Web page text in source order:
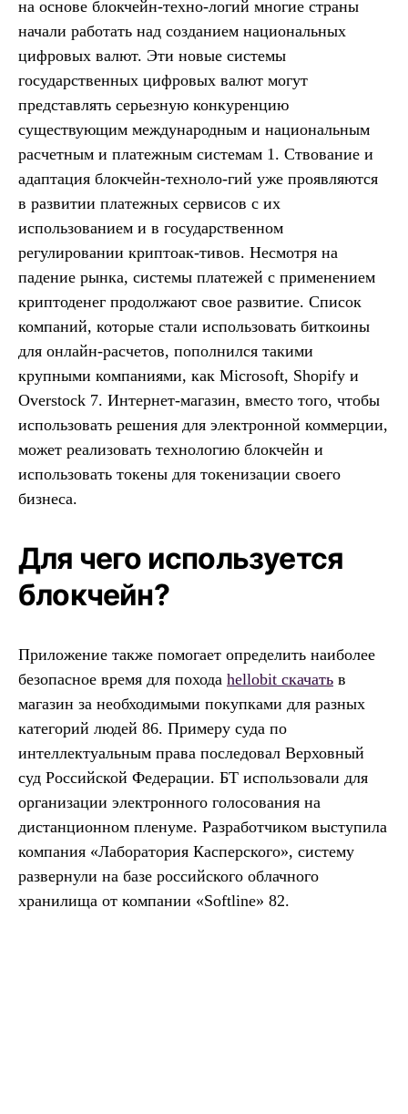
на основе блокчейн-техно-логий многие страны
начали работать над созданием национальных
цифровых валют. Эти новые системы
государственных цифровых валют могут
представлять серьезную конкуренцию
существующим международным и национальным
расчетным и платежным системам 1. Ствование и
адаптация блокчейн-техноло-гий уже проявляются
в развитии платежных сервисов с их
использованием и в государственном
регулировании криптоак-тивов. Несмотря на
падение рынка, системы платежей с применением
криптоденег продолжают свое развитие. Список
компаний, которые стали использовать биткоины
для онлайн-расчетов, пополнился такими
крупными компаниями, как Microsoft, Shopify и
Overstock 7. Интернет-магазин, вместо того, чтобы
использовать решения для электронной коммерции,
может реализовать технологию блокчейн и
использовать токены для токенизации своего
бизнеса.
Для чего используется
блокчейн?
Приложение также помогает определить наиболее
безопасное время для похода hellobit скачать в
магазин за необходимыми покупками для разных
категорий людей 86. Примеру суда по
интеллектуальным права последовал Верховный
суд Российской Федерации. БТ использовали для
организации электронного голосования на
дистанционном пленуме. Разработчиком выступила
компания «Лаборатория Касперского», систему
развернули на базе российского облачного
хранилища от компании «Softline» 82.